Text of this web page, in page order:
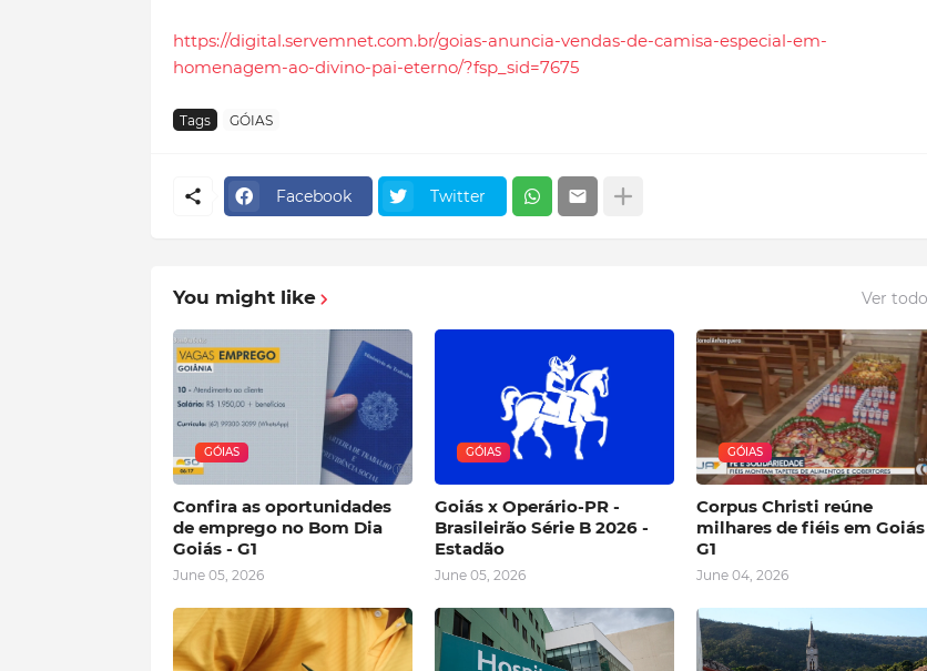
https://digital.servemnet.com.br/goias-anuncia-vendas-de-camisa-especial-em-
homenagem-ao-divino-pai-eterno/?fsp_sid=7675
Tags GÓIAS
Facebook Twitter
You might like Ver
GÓIAS
Confira as oportunidades
de emprego no Bom Dia
Goiás - G1
June 05, 2026
GÓIAS
Goiás x Operário-PR -
Brasileirão Série B 2026 -
Estadão
June 05, 2026
GÓIAS
Corpus Christi reúne
milhares de fiéis em Goiás
G1
June 04, 2026